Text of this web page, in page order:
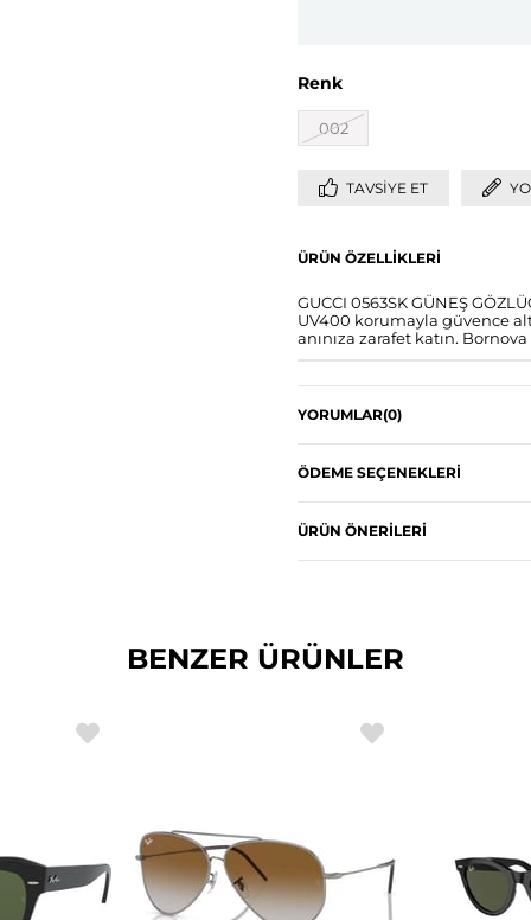
Renk
002
TAVSIYE ET
ÜRÜN ÖZELLIKLERI
GUCCI 0563SK GÜNEŞ
UV400 korumayla güvence
anınıza zarafet katın.
YORUMLAR(0)
ÖDEME SEÇENEKLERI
ÜRÜN ÖNERILERI
BENZER ÜRÜNLER